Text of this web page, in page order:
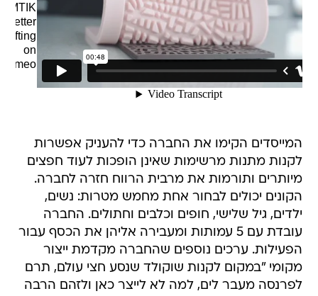
Better
Gifting
on
Vimeo
המייסדים הקימו את החברה כדי להעניק אפשרות
לקנות מתנות מרשימות שאינן הופכות לעוד חפצים
מיותרים ותורמות את מרבית הרווח חזרה לחברה.
הקונים יכולים לבחור אחת מחמש מטרות: נשים,
ילדים, גיל שלישי, חופים וכלבים וחתולים. החברה
עובדת עם 5 עמותות ומעבירה אליהן את הכסף עבור
הפעילות. ערכים נוספים שהחברה מקדמת ייצור
מקומי "במקום לקנות שוקולד שנסע חצי עולם, תרם
לפרנסה מעבר לים, למה לא לייצר כאן ולזהם הרבה